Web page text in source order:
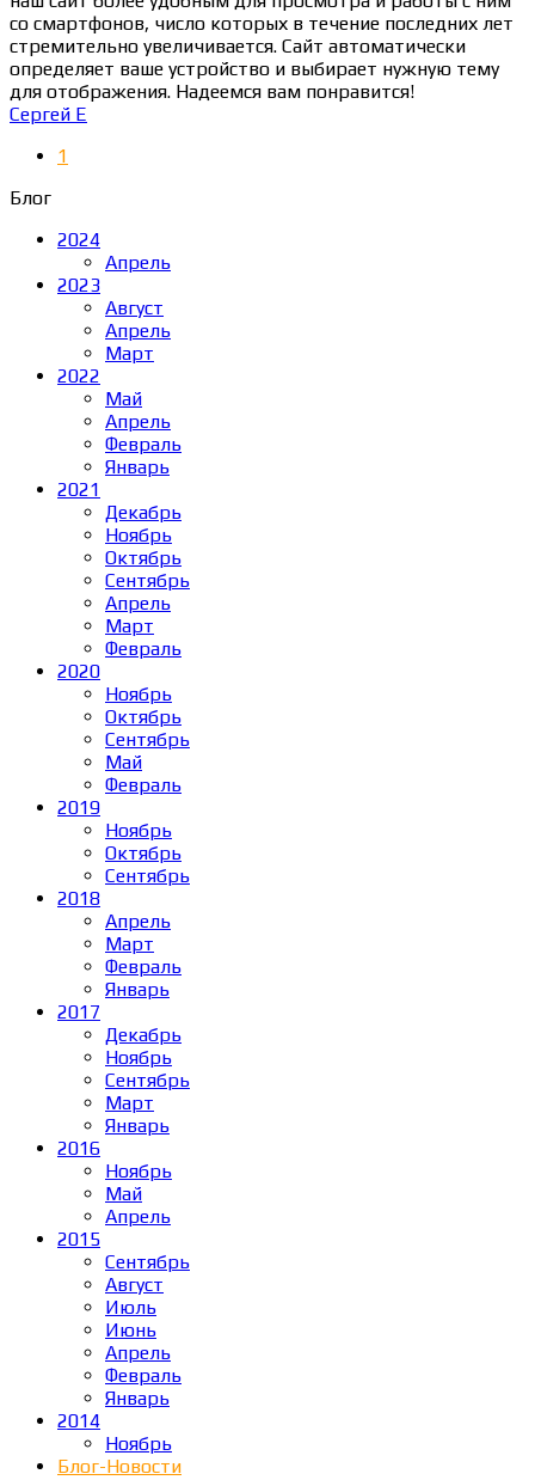
со смартфонов, число которых в течение последних лет
стремительно увеличивается. Сайт автоматически
определяет ваше устройство и выбирает нужную тему
для отображения. Надеемся вам понравится!
Сергей Е
1
Блог
2024
Апрель
2023
Август
Апрель
Март
2022
Май
Апрель
Февраль
Январь
2021
Декабрь
Ноябрь
Октябрь
Сентябрь
Апрель
Март
Февраль
2020
Ноябрь
Октябрь
Сентябрь
Май
Февраль
2019
Ноябрь
Октябрь
Сентябрь
2018
Апрель
Март
Февраль
Январь
2017
Декабрь
Ноябрь
Сентябрь
Март
Январь
2016
Ноябрь
Май
Апрель
2015
Сентябрь
Август
Июль
Июнь
Апрель
Февраль
Январь
2014
Ноябрь
Блог-Новости